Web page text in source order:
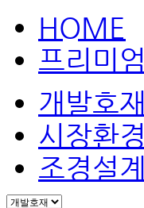
HOME
프리미엄
개발호재
시장환경
조경설계